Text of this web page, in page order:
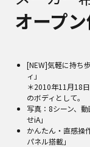
オープ
[NEW]気軽に持ち
ィ」
＊2010年11月18
のボディとして。
写真：8シーン、
せiA」
かんたん・直感操
パネル搭載」